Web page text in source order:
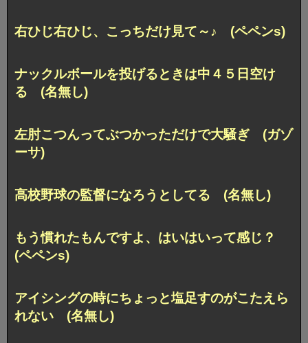
右ひじ右ひじ、こっちだけ見て～♪ (ペペンs)
ナックルボールを投げるときは中４５日空け
る (名無し)
左肘こつんってぶつかっただけで大騒ぎ (ガゾ
ーサ)
高校野球の監督になろうとしてる (名無し)
もう慣れたもんですよ、はいはいって感じ？
(ペペンs)
アイシングの時にちょっと塩足すのがこたえら
れない (名無し)